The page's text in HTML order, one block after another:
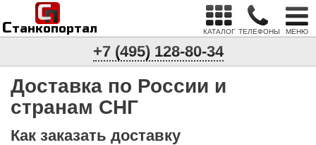
Станкопортал
п
С
КАТАЛОГ ТЕЛЕФОНЫ МЕНЮ
+7 (495) 128-80-34
Доставка по России и
странам СНГ
Как заказать доставку